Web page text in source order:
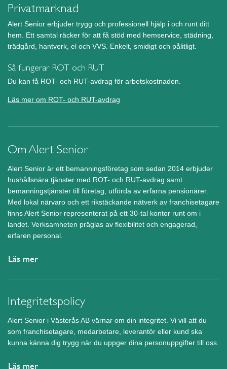
Privatmarknad
Alert Senior erbjuder trygg och professionell hjälp i och runt ditt
hem. Ett samtal räcker för att få stöd med hemservice, städning,
trädgård, hantverk, el och VVS. Enkelt, smidigt och pålitligt.
Så fungerar ROT och RUT
Du kan få ROT- och RUT-avdrag för arbetskostnaden.
Läs mer om ROT- och RUT-avdrag
Om Alert Senior
Alert Senior är ett bemanningsföretag som sedan 2014 erbjuder
hushållsnära tjänster med ROT- och RUT-avdrag samt
bemanningstjänster till företag, utförda av erfarna pensionärer.
Med lokal närvaro och ett rikstäckande nätverk av franchisetagare
finns Alert Senior representerat på ett 30-tal kontor runt om i
landet. Verksamheten präglas av flexibilitet och engagerad,
erfaren personal.
Läs mer
Integritetspolicy
Alert Senior i Västerås AB värnar om din integritet. Vi vill att du
som franchisetagare, medarbetare, leverantör eller kund ska
kunna känna dig trygg när du uppger dina personuppgifter till oss.
Läs mer